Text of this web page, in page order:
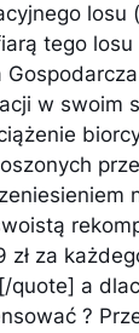
losu
tego
w swoim
zł za
quote] a
?